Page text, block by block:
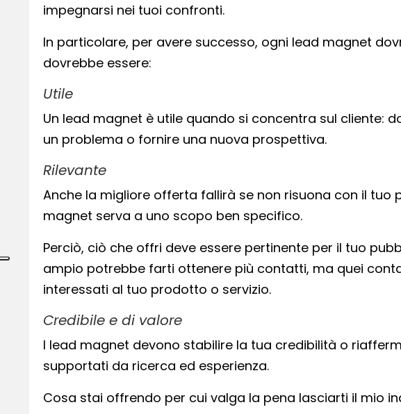
impegnarsi nei tuoi confronti.
In particolare, per avere successo, ogni lead magnet
dovrebbe essere:
Utile
Un lead magnet è utile quando si concentra sul cliente:
un problema o fornire una nuova prospettiva.
Rilevante
Anche la migliore offerta fallirà se non risuona con il tuo
magnet serva a uno scopo ben specifico.
Perciò, ciò che offri deve essere pertinente per il tuo
ampio potrebbe farti ottenere più contatti, ma quei
interessati al tuo prodotto o servizio.
Credibile e di valore
I lead magnet devono stabilire la tua credibilità o
supportati da ricerca ed esperienza.
Cosa stai offrendo per cui valga la pena lasciarti il mio